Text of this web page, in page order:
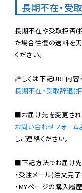
長期不在・受
長期不在や受取拒否(
た場合往復の送料を
ください。
長期不在・受取辞退(
お問い合わせフォーム
しご連絡ください。
■下記方法でお届け先
・受注メール(注文完
・MYページの購入履